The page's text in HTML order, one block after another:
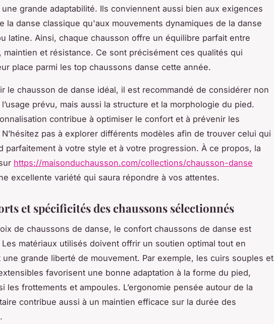
grande adaptabilité. Ils conviennent aussi bien aux exigences
la danse classique qu'aux mouvements dynamiques de la danse
latine. Ainsi, chaque chausson offre un équilibre parfait entre
maintien et résistance. Ce sont précisément ces qualités qui
place parmi les top chaussons danse cette année.
le chausson de danse idéal, il est recommandé de considérer non
prévu, mais aussi la structure et la morphologie du pied.
contribue à optimiser le confort et à prévenir les
pas à explorer différents modèles afin de trouver celui qui
parfaitement à votre style et à votre progression. À ce propos, la
https://maisonduchausson.com/collections/chausson-danse
excellente variété qui saura répondre à vos attentes.
et spécificités des chaussons sélectionnés
de chaussons de danse, le confort chaussons de danse est
Les matériaux utilisés doivent offrir un soutien optimal tout en
une grande liberté de mouvement. Par exemple, les cuirs souples et
favorisent une bonne adaptation à la forme du pied,
les frottements et ampoules. L’ergonomie pensée autour de la
contribue aussi à un maintien efficace sur la durée des